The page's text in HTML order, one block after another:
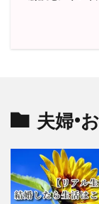
夫婦•